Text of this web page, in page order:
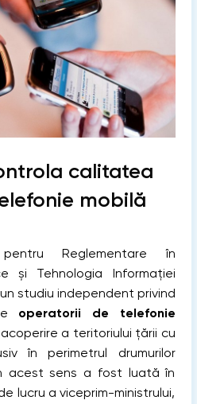
calitatea
mobilă
Reglementare în
şi Tehnologia Informației
un studiu independent privind
operatorii de telefonie
a teritoriului țării cu
în perimetrul drumurilor
acest sens a fost luată în
lucru a viceprim-ministrului,